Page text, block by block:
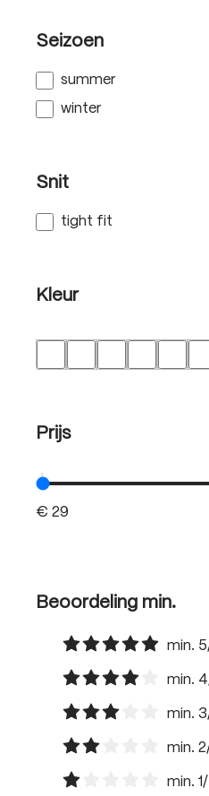
Seizoen
summer
winter
Snit
tight fit
Kleur
Prijs
Beoordeling min.
Filter toevoegen:
min.
Filter toevoegen:
min.
Filter toevoegen:
min.
Filter toevoegen:
min.
min.